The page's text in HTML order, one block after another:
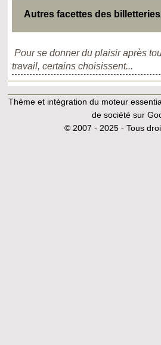
Autres facettes des billetteries
Pour se donner du plaisir après
travail, certains choisissent...
Thème et intégration du moteur
de société sur
© 2007 - 2025 - Tous